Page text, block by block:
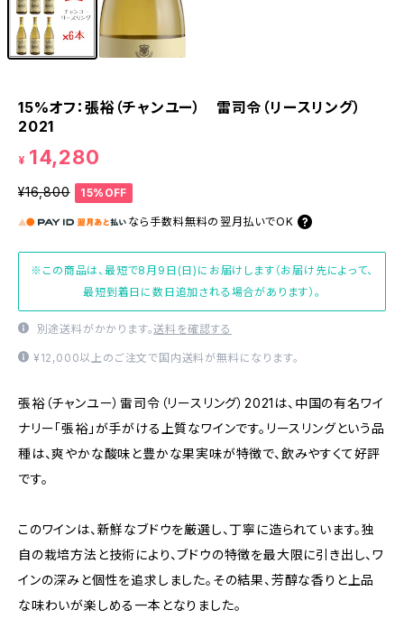
15%オフ：張裕（チャンユー） 雷司令（リースリング）
2021
¥ 14,280
¥16,800 15%OFF
なら 手数料無料の 翌月払いでOK
※この商品は、最短で8月9日(日)にお届けします（お届け先によって、
最短到着日に数日追加される場合があります）。
別途送料がかかります。送料を確認する
¥12,000以上のご注文で国内送料が無料になります。
張裕（チャンユー）雷司令（リースリング）2021は、中国の有名ワイ
ナリー「張裕」が手がける上質なワインです。リースリングという品
種は、爽やかな酸味と豊かな果実味が特徴で、飲みやすくて好評
です。
このワインは、新鮮なブドウを厳選し、丁寧に造られています。独
自の栽培方法と技術により、ブドウの特徴を最大限に引き出し、ワ
インの深みと個性を追求しました。その結果、芳醇な香りと上品
な味わいが楽しめる一本となりました。